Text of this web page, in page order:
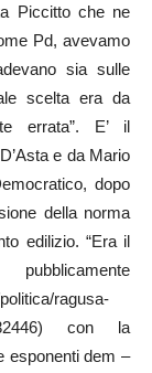
Piccitto che ne
Pd, avevamo
sia sulle
scelta era da
errata”. E’ il
e da Mario
dopo
della norma
edilizio. “Era il
ragusa-
32446) con la
esponenti dem –